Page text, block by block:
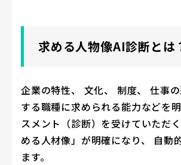
求める人物像AI診断とは
企業の特性、 文化、 制度、 仕事
する職種に求められる能力などを
スメント（診断）を受けていただ
める人材像」が明確になり、 自動
ます。